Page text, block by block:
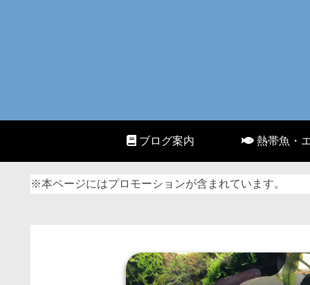
ブログ案内 熱帯魚・
※本ページにはプロモーションが含まれています。